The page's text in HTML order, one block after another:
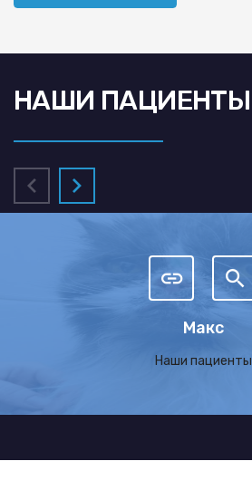
НАШИ ПАЦИЕНТЫ
Макс
Наши пациенты